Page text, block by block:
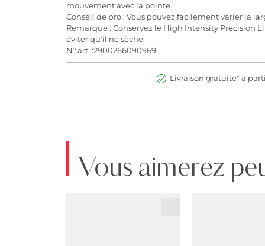
mouvement avec la pointe.
Conseil de pro : Vous pouvez facilement varier la
Remarque : Conservez le High Intensity
éviter qu'il ne sèche.
N° art. :2900266090969
Livraison gratuite* à
Vous aimerez